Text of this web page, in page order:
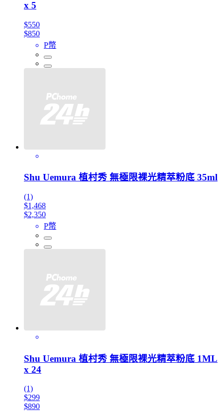
x 5
$550
$850
P幣
Shu Uemura 植村秀 無極限裸光精萃粉底 35ml
(1)
$1,468
$2,350
P幣
Shu Uemura 植村秀 無極限裸光精萃粉底 1ML
x 24
(1)
$299
$890